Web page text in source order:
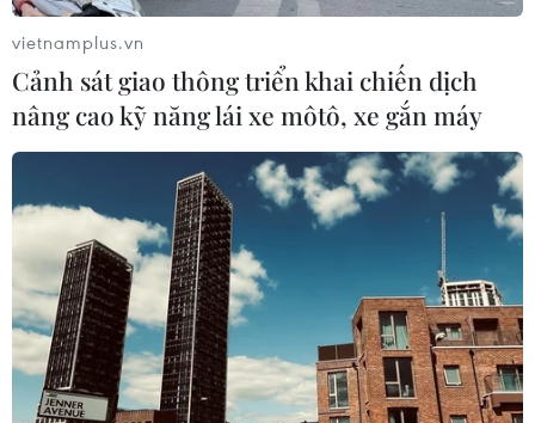
Tập huấn về công tác phòng, chống dịch
bệnh và an toàn tiêm chủng
21/09/2020 08:39
Dự báo cuối 2020 và đầu 2021, tình hình dịch bệnh tiếp
tục diễn biến phức tạp, các bệnh dịch lưu hành trong
nước có nguy cơ bùng phát thành dịch do thời tiết rất
thuận lợi cho mầm bệnh phát triển.
vietnamplus.vn
Cảnh sát giao thông triển khai chiến dịch
nâng cao kỹ năng lái xe môtô, xe gắn máy